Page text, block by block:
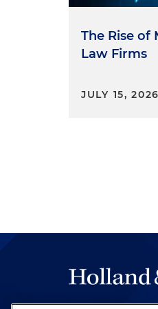
The Rise of
Law Firms
JULY 15, 2026